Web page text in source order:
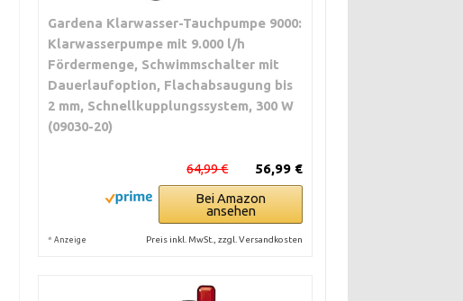
Gardena Klarwasser-Tauchpumpe 9000:
Klarwasserpumpe mit 9.000 l/h
Fördermenge, Schwimmschalter mit
Dauerlaufoption, Flachabsaugung bis
2 mm, Schnellkupplungssystem, 300 W
(09030-20)
56,99 €
64,99 €
Bei Amazon
ansehen
* Anzeige Preis inkl. MwSt., zzgl. Versandkosten